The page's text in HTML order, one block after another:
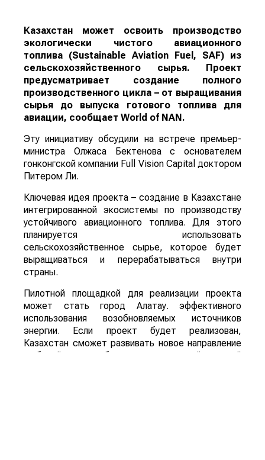
Казахстан может освоить производство
экологически чистого авиационного
топлива (Sustainable Aviation Fuel, SAF) из
сельскохозяйственного сырья. Проект
предусматривает создание полного
производственного цикла – от выращивания
сырья до выпуска готового топлива для
авиации, сообщает World of NAN.
Эту инициативу обсудили на встрече премьер-
министра Олжаса Бектенова с основателем
гонконгской компании Full Vision Capital доктором
Питером Ли.
Ключевая идея проекта – создание в Казахстане
интегрированной экосистемы по производству
устойчивого авиационного топлива. Для этого
планируется использовать
сельскохозяйственное сырье, которое будет
выращиваться и перерабатываться внутри
страны.
Пилотной площадкой для реализации проекта
может стать город Алатау. эффективного
использования возобновляемых источников
энергии. Если проект будет реализован,
Казахстан сможет развивать новое направление
глубокой переработки сельскохозяйственной